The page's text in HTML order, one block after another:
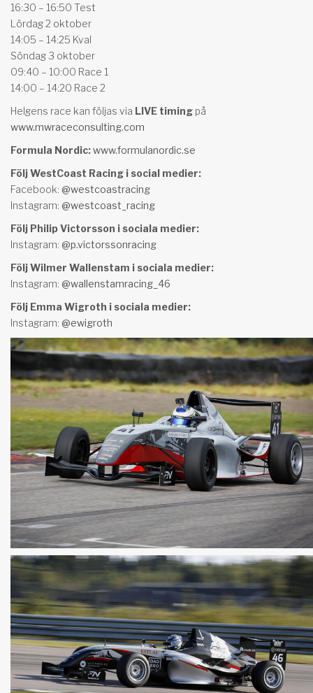
16:30 – 16:50 Test
Lördag 2 oktober
14:05 – 14:25 Kval
Söndag 3 oktober
09:40 – 10:00 Race 1
14:00 – 14:20 Race 2
Helgens race kan följas via LIVE timing på
www.mwraceconsulting.com
Formula Nordic:www.formulanordic.se
Följ WestCoast Racing i social medier:
Facebook: @westcoastracing
Instagram: @westcoast_racing
Följ Philip Victorsson i sociala medier:
Instagram: @p.victorssonracing
Följ Wilmer Wallenstam i sociala medier:
Instagram: @wallenstamracing_46
Följ Emma Wigroth i sociala medier:
Instagram: @ewigroth